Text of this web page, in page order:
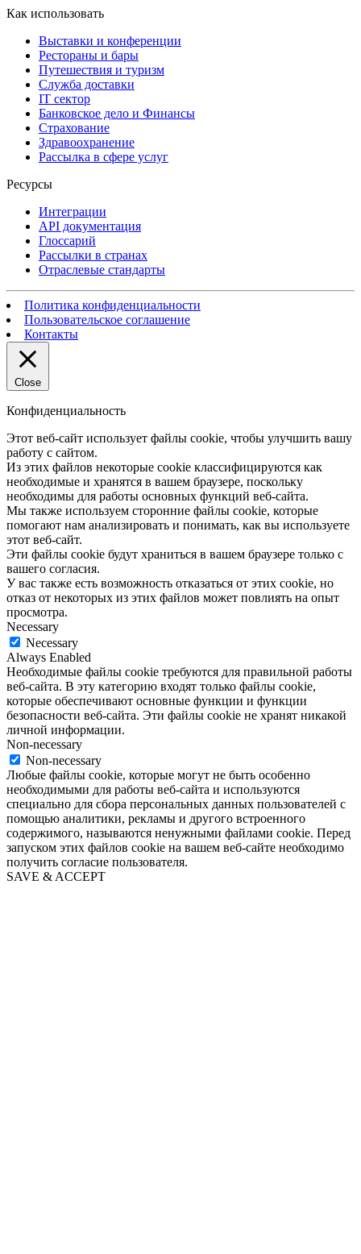
Как использовать
Выставки и конференции
Рестораны и бары
Путешествия и туризм
Служба доставки
IT сектор
Банковское дело и Финансы
Страхование
Здравоохранение
Рассылка в сфере услуг
Ресурсы
Интеграции
API документация
Глоссарий
Рассылки в странах
Отраслевые стандарты
Политика конфиденциальности
Пользовательское соглашение
Контакты
Close
Конфиденциальность
Этот веб-сайт использует файлы cookie, чтобы улучшить вашу
работу с сайтом.
Из этих файлов некоторые cookie классифицируются как
необходимые и хранятся в вашем браузере, поскольку
необходимы для работы основных функций веб-сайта.
Мы также используем сторонние файлы cookie, которые
помогают нам анализировать и понимать, как вы используете
этот веб-сайт.
Эти файлы cookie будут храниться в вашем браузере только с
вашего согласия.
У вас также есть возможность отказаться от этих cookie, но
отказ от некоторых из этих файлов может повлиять на опыт
просмотра.
Necessary
Necessary
Always Enabled
Необходимые файлы cookie требуются для правильной работы
веб-сайта. В эту категорию входят только файлы cookie,
которые обеспечивают основные функции и функции
безопасности веб-сайта. Эти файлы cookie не хранят никакой
личной информации.
Non-necessary
Non-necessary
Любые файлы cookie, которые могут не быть особенно
необходимыми для работы веб-сайта и используются
специально для сбора персональных данных пользователей с
помощью аналитики, рекламы и другого встроенного
содержимого, называются ненужными файлами cookie. Перед
запуском этих файлов cookie на вашем веб-сайте необходимо
получить согласие пользователя.
SAVE & ACCEPT